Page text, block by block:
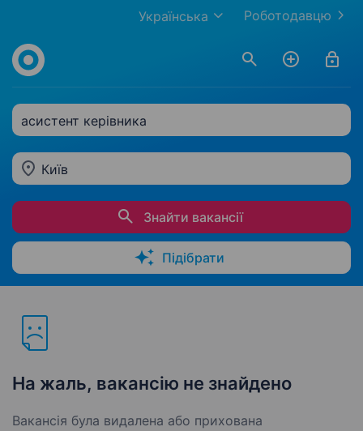
Роботодавцю
Українська
асистент керівника
Київ
Знайти вакансії
Підібрати
На жаль, вакансію не знайдено
Вакансія була видалена або прихована